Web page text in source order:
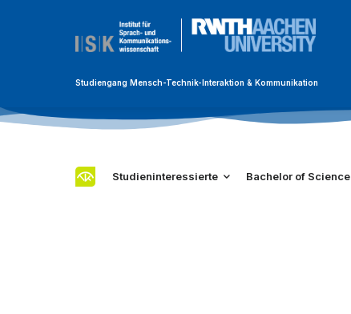
Studiengang Mensch-Technik-Interaktion & Kommunikation
Studieninteressierte Bachelor of Science